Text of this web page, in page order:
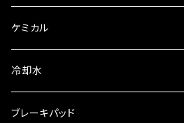
レーシング
レーシング 漆黒
ケミカル
ヤマルーブ
クリーンワックス
冷却水
ブレーキパッド